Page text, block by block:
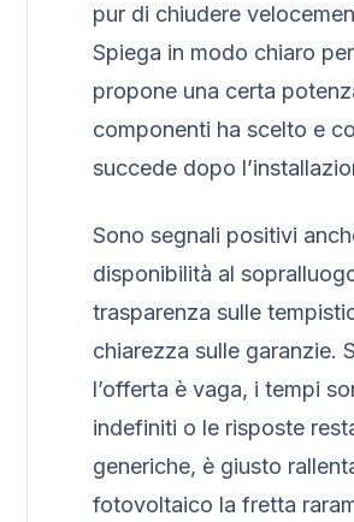
pur di chiudere
Spiega in modo chiaro
propone una certa
componenti ha scelto e
succede dopo
Sono segnali positivi
disponibilità al
trasparenza sulle
chiarezza sulle garanzie.
l’offerta è vaga, i tempi
indefiniti o le risposte
generiche, è giusto
fotovoltaico la fretta